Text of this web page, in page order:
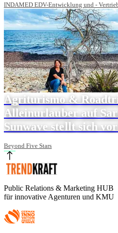
INDAMED EDV-Entwicklung und -
Agriturismo &
Alleinurlauber auf
Sunwave stellt sich
Beyond Five Stars
Public Relations & Marketing HUB
für innovative Agenturen und KMU